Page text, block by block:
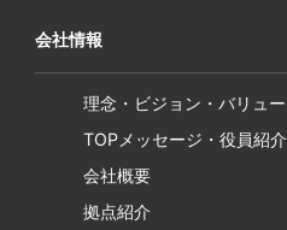
会社情報
理念・ビジョン・バリュー
TOPメッセージ・役員紹介
会社概要
拠点紹介